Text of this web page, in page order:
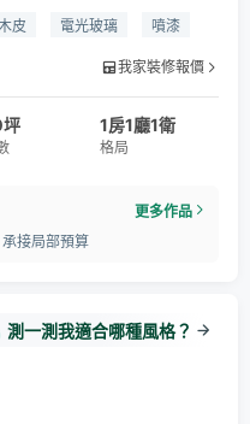
皮 電光玻璃
噴漆
我家裝修報價
1房1廳1衛
格局
更多作品
承接局部預算
測一測我適合哪種風格？